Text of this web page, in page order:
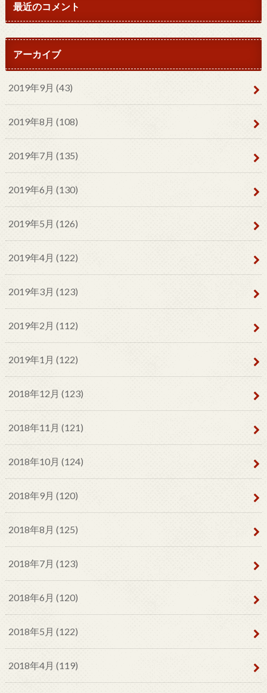
最近のコメント
アーカイブ
2019年9月 (43)
2019年8月 (108)
2019年7月 (135)
2019年6月 (130)
2019年5月 (126)
2019年4月 (122)
2019年3月 (123)
2019年2月 (112)
2019年1月 (122)
2018年12月 (123)
2018年11月 (121)
2018年10月 (124)
2018年9月 (120)
2018年8月 (125)
2018年7月 (123)
2018年6月 (120)
2018年5月 (122)
2018年4月 (119)